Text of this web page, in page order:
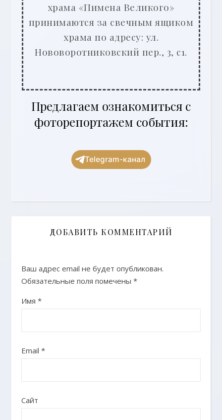
храма «Пимена Великого»
принимаются за свечным ящиком
храма по адресу: ул.
Нововоротниковский пер., 3, с1.
Предлагаем ознакомиться с
фоторепортажем события:
Telegram-канал
ДОБАВИТЬ КОММЕНТАРИЙ
Ваш адрес email не будет опубликован.
Обязательные поля помечены *
Имя *
Email *
Сайт